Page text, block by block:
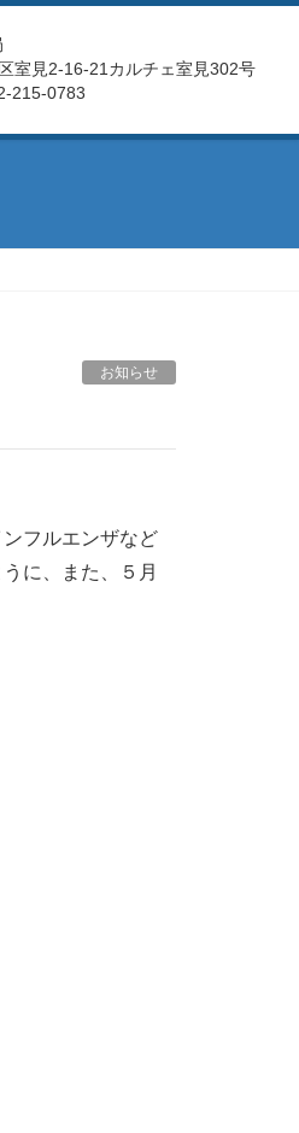
室見2-16-21カルチェ室見302号
215-0783
お知らせ
フルエンザなど
に、また、５月